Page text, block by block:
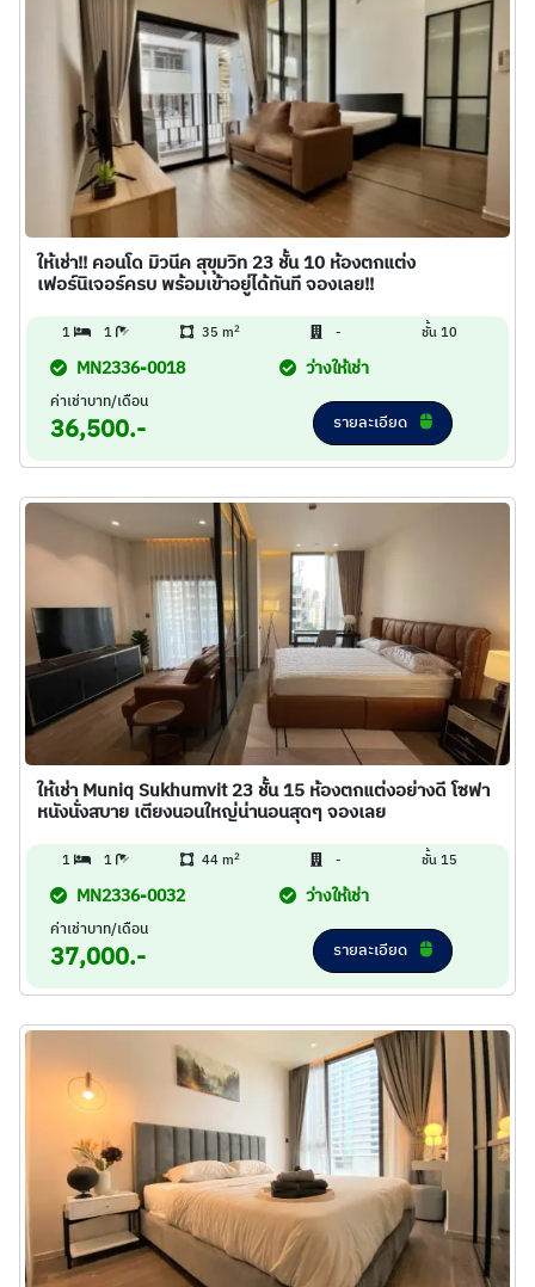
ให้เช่า!! คอนโด มิวนีค สุขุมวิท 23 ชั้น 10 ห้องตกแต่ง
เฟอร์นิเจอร์ครบ พร้อมเข้าอยู่ได้ทันที จองเลย!!
1 1 35 m2 - ชั้น 10
MN2336-0018 ว่างให้เช่า
ค่าเช่าบาท/เดือน
36,500.- รายละเอียด
ให้เช่า Muniq Sukhumvit 23 ชั้น 15 ห้องตกแต่งอย่างดี โซฟา
หนังนั่งสบาย เตียงนอนใหญ่น่านอนสุดๆ จองเลย
1 1 44 m2 - ชั้น 15
MN2336-0032 ว่างให้เช่า
ค่าเช่าบาท/เดือน
37,000.- รายละเอียด